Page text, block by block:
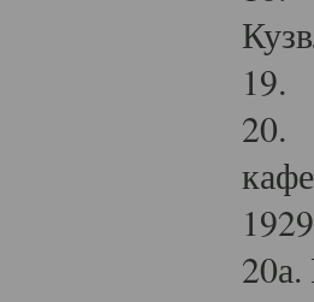
19.
20.